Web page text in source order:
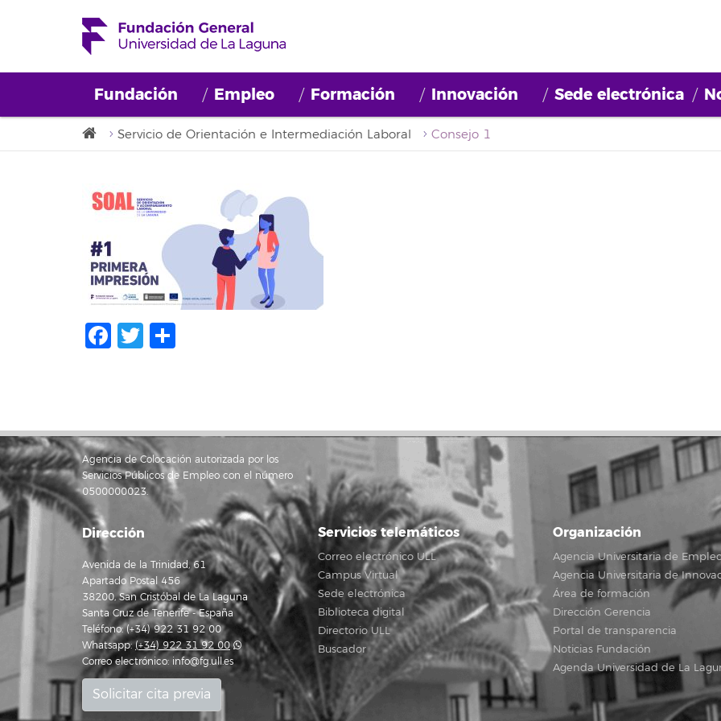
Fundación Empleo Formación Innovación Sede electrónica
Servicio de Orientación e Intermediación Laboral Consejo 1
Facebook
Twitter
Agencia de Colocación autorizada por los
Servicios Públicos de Empleo con el número
0500000023.
Dirección
Avenida de la Trinidad, 61
Apartado Postal 456
38200, San Cristóbal de La Laguna
Santa Cruz de Tenerife - España
Teléfono: (+34) 922 31 92 00
Whatsapp:(+34) 922 31 92 00
Correo electrónico: info@fg.ull.es
Solicitar cita previa
Servicios telemáticos
Correo electrónico ULL
Campus Virtual
Sede electrónica
Biblioteca digital
Directorio ULL
Buscador
Organización
Agencia Universitaria de
Agencia Universitaria de
Área de formación
Dirección Gerencia
Portal de transparencia
Noticias Fundación
Agenda Universidad de La